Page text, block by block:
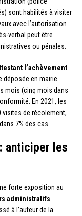
sont habilités à visiter
avec l’autorisation
verbal peut être
ou pénales.
l’achèvement
déposée en mairie.
mois (cinq mois dans
En 2021, les
visites de récolement,
7% des cas.
anticiper les
forte exposition au
administratifs
à l’auteur de la